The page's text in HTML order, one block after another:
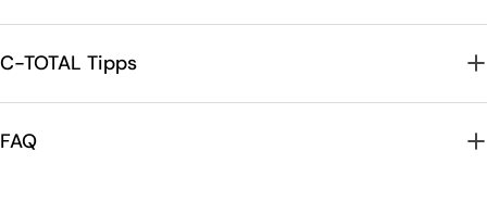
C-TOTAL Tipps
FAQ